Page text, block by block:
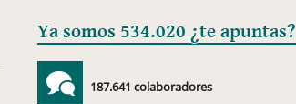
Ya somos 534.020 ¿te apuntas?
187.641 colaboradores